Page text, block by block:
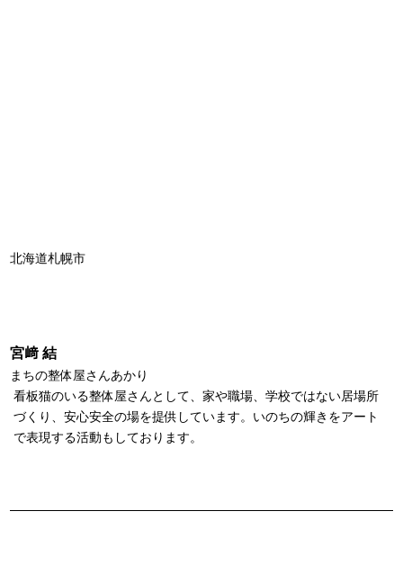
宮﨑 結
まちの整体屋さんあかり
看板猫のいる整体屋さんとして、家や職場、学校ではない居場所
づくり、安心安全の場を提供しています。いのちの輝きをアート
で表現する活動もしております。
北海道札幌市